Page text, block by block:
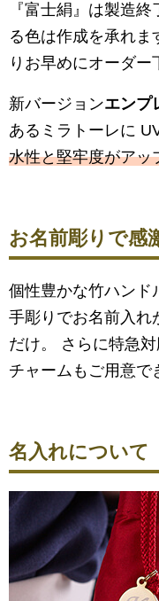
『富士絹』は製造
る色は作成を承れま
りお早めにオーダー
新バージョンエンプ
あるミラトーレに
水性と堅牢度がアッ
お名前彫りで感
個性豊かな竹ハンド
手彫りでお名前入れ
だけ。 さらに特急
チャームもご用意で
名入れについて